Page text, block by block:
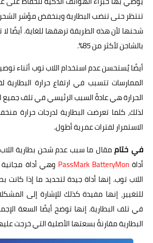
شحنها لأن هذه الطريقة ترهقها للغاية. أيضًا
بالشاحن لأكثر من 85%.
أيضًا يُستحسن عدم استخدام اللاب توب أثناء
الممارسات تتسبب في ارتفاع حرارة البطارية
الحرارة هي عادةً السبب الرئيسي في تلف جميع
لذلك، كلما تعرضت البطارية لدرجات حرارة
الاستمرار لفترات عمرية أطول.
في ختاممقال ما سبب عدم شحن بطارية
أداة PassMark BatteryMon وهي أداة
اللاب توب. إنها أداة جيدة لتحديد ما إذا كانت
للتغيير، إنها مفيدة كذلك للإشارة إلى
في تلف البطارية. إنها توضح أيضًا السعة
البطارية مقارنةً بسعتها الأصلية التي خرجت